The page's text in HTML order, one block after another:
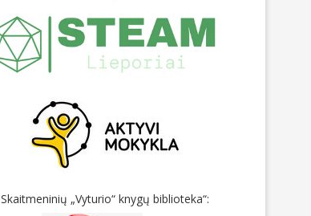
Skaitmeninių „Vyturio“ knygų biblioteka“: